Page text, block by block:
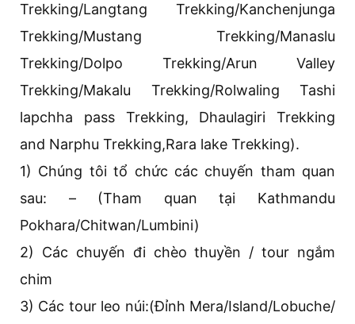
Trekking/Langtang Trekking/Kanchenjunga
Trekking/Mustang Trekking/Manaslu
Trekking/Dolpo Trekking/Arun Valley
Trekking/Makalu Trekking/Rolwaling Tashi
lapchha pass Trekking, Dhaulagiri Trekking
and Narphu Trekking,Rara lake Trekking).
1) Chúng tôi tổ chức các chuyến tham quan
sau: – (Tham quan tại Kathmandu
Pokhara/Chitwan/Lumbini)
2) Các chuyến đi chèo thuyền / tour ngắm
chim
3) Các tour leo núi:(Đỉnh Mera/Island/Lobuche/